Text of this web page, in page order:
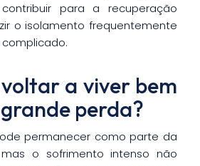
para a recuperação
o isolamento frequentemente
voltar a viver bem
perda?
permanecer como parte da
o sofrimento intenso não